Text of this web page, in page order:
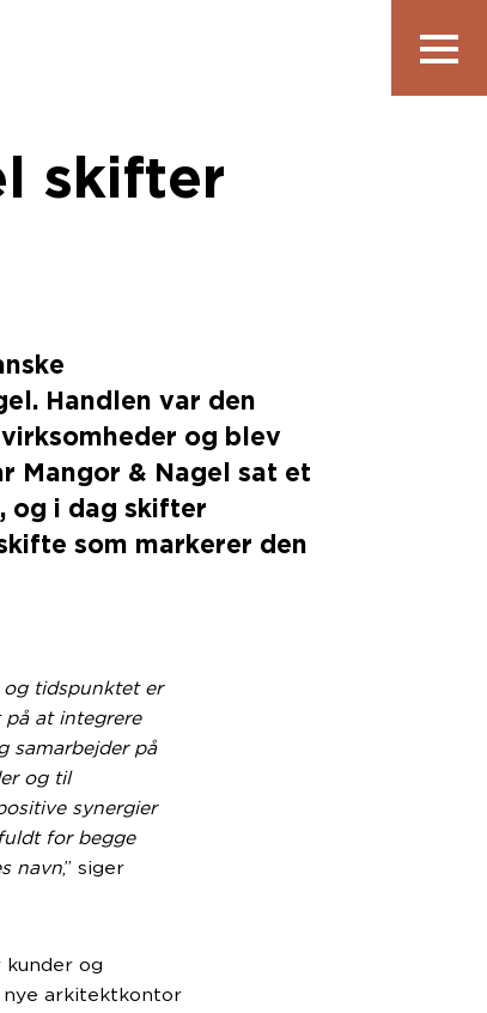
skifter
Handlen var den
og blev
Mangor & Nagel sat et
og i dag skifter
som markerer den
tidspunktet er
på at integrere
samarbejder på
og til
synergier
for begge
navn,” siger
og
nye arkitektkontor